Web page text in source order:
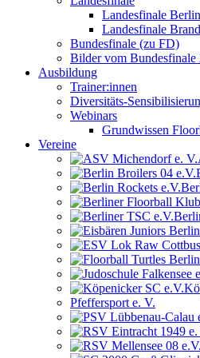
Landesfinale
Landesfinale
Bundesfinale (zu FD)
Bilder vom Bundesfinale
Ausbildung
Trainer:innen
Diversitäts-
Webinars
Grundwissen
Vereine
Pfeffersport e. V.